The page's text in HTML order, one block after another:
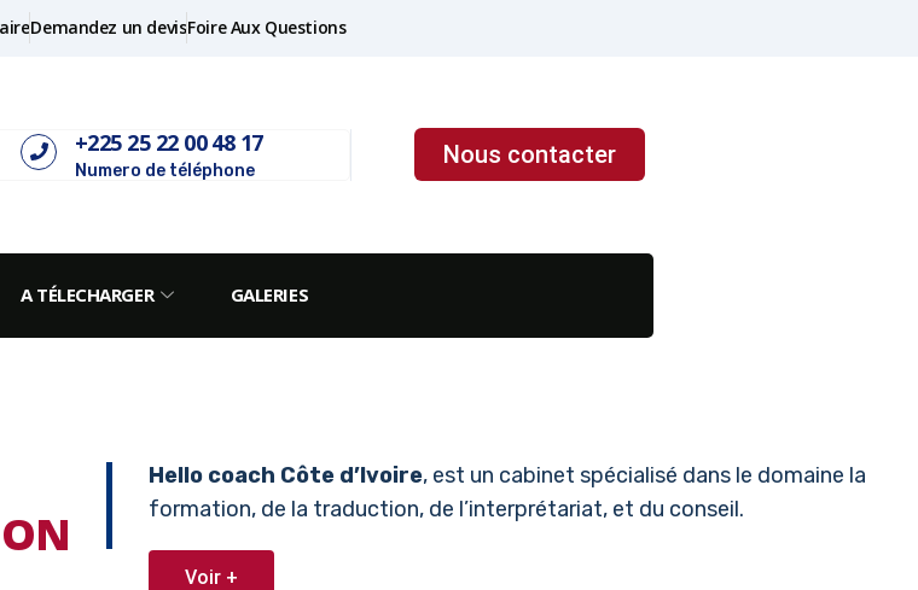
Demandez un devisFoire Aux Questions
+225 25 22 00 48 17
Numero de téléphone
Nous contacter
A TÉLECHARGER GALERIES
Hello coach Côte d’Ivoire, est un cabinet spécialisé dans le domaine la
formation, de la traduction, de l’interprétariat, et du conseil.
Voir +